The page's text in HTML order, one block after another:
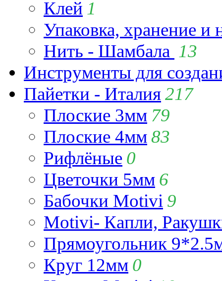
Клей 1
Упаковка, хранение и
Нить - Шамбала 13
Инструменты для
Пайетки - Италия217
Плоские 3мм 79
Плоские 4мм83
Рифлёные 0
Цветочки 5мм 6
Бабочки Motivi 9
Motivi- Капли,
Прямоугольник
Круг 12мм 0